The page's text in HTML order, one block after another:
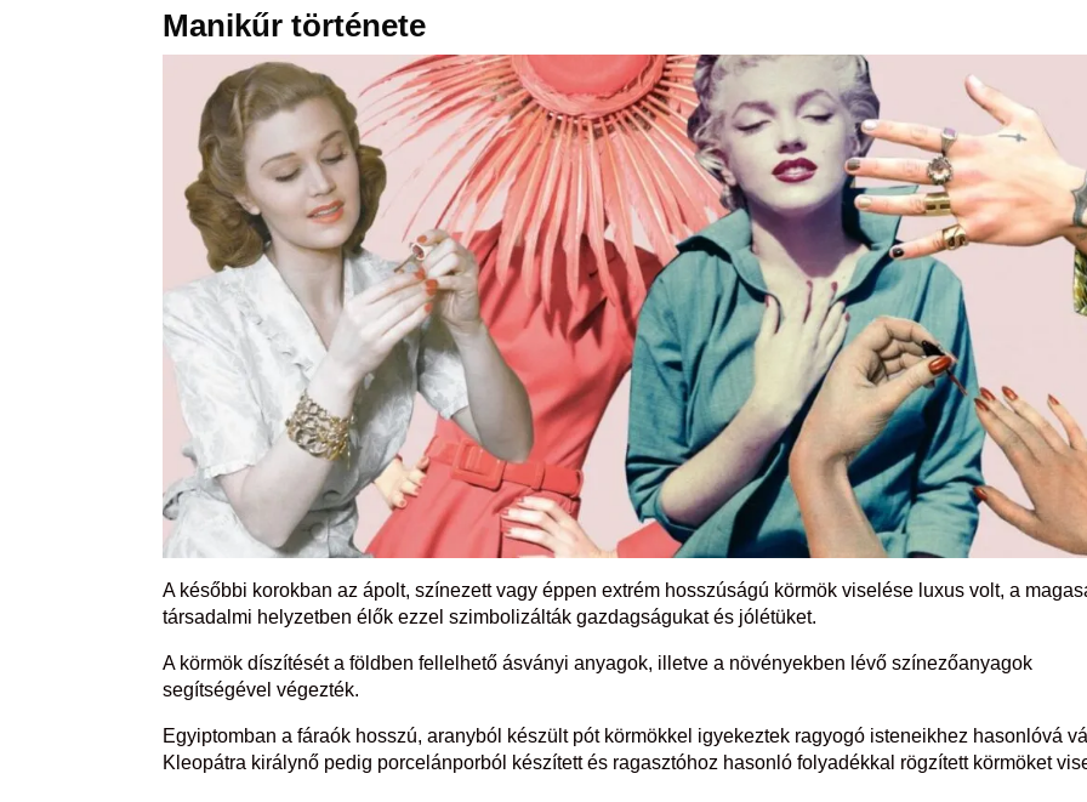
Manikűr története
A későbbi korokban az ápolt, színezett vagy éppen extrém hosszúságú körmök viselése luxus volt, a
társadalmi helyzetben élők ezzel szimbolizálták gazdagságukat és jólétüket.
A körmök díszítését a földben fellelhető ásványi anyagok, illetve a növényekben lévő színezőanyagok
segítségével végezték.
Egyiptomban a fáraók hosszú, aranyból készült pót körmökkel igyekeztek ragyogó isteneikhez hasonlóvá
Kleopátra királynő pedig porcelánporból készített és ragasztóhoz hasonló folyadékkal rögzített körmöket